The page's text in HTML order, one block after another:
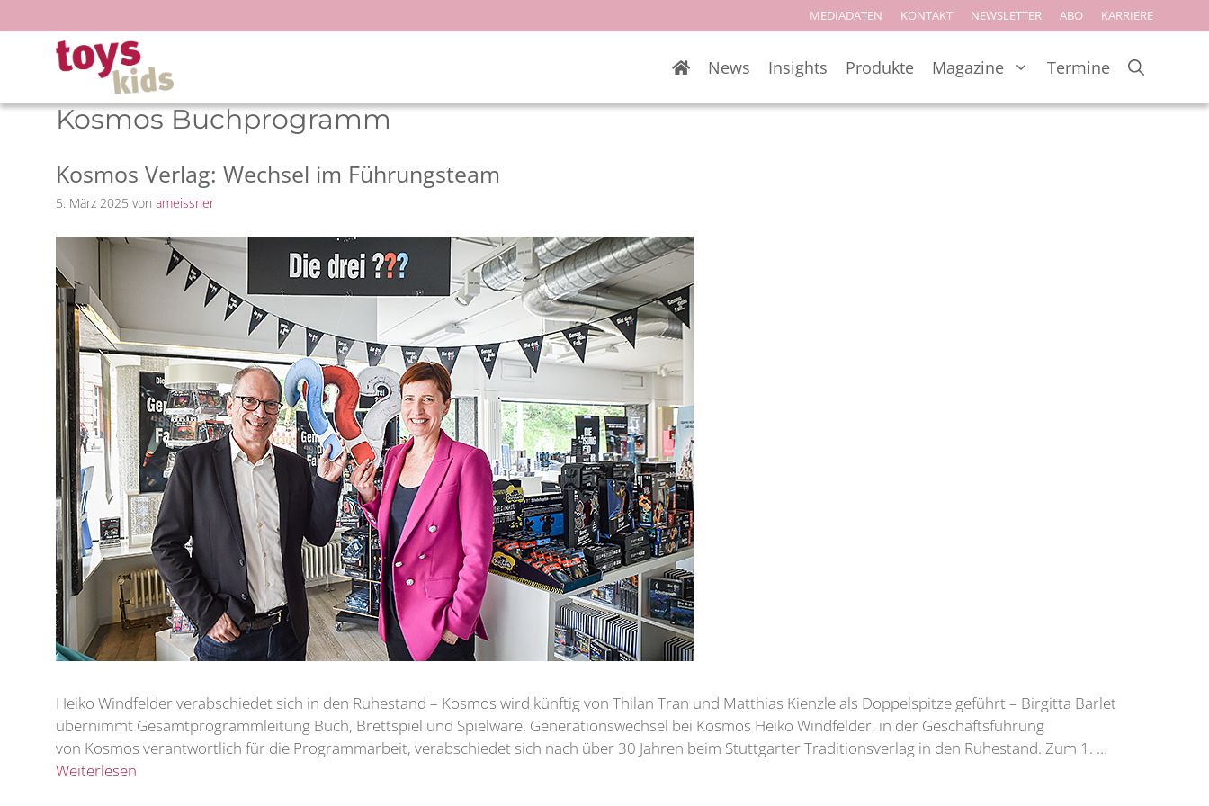
Inhalt
springen
MEDIADATEN KONTAKT NEWSLETTER ABO KARRIERE
News Insights Produkte Magazine Termine
Kosmos Buchprogramm
Kosmos Verlag: Wechsel im Führungsteam
5. März 2025 von ameissner
Heiko Windfelder verabschiedet sich in den Ruhestand – Kosmos wird künftig von Thilan Tran und Matthias Kienzle als Doppelspitze geführt – Birgitta Barlet
übernimmt Gesamtprogrammleitung Buch, Brettspiel und Spielware. Generationswechsel bei Kosmos Heiko Windfelder, in der Geschäftsführung
von Kosmos verantwortlich für die Programmarbeit, verabschiedet sich nach über 30 Jahren beim Stuttgarter Traditionsverlag in den Ruhestand. Zum 1. …
Weiterlesen